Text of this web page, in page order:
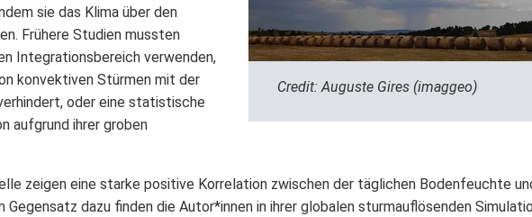
Credit: Auguste Gires (imaggeo)
sie das Klima über den
Frühere Studien mussten
Integrationsbereich verwenden,
konvektiven Stürmen mit der
oder eine statistische
aufgrund ihrer groben
zeigen eine starke positive Korrelation zwischen der täglichen Bodenfeuchte
Gegensatz dazu finden die Autor*innen in ihrer globalen sturmauflösenden